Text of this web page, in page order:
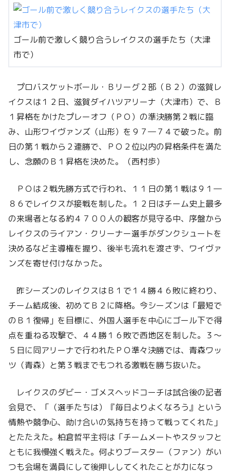
ゴール前で激しく競り合うレイクスの選手たち（大津
市で）
プロバスケットボール・Ｂリーグ２部（Ｂ２）の滋賀レ
イクスは１２日、滋賀ダイハツアリーナ（大津市）で、Ｂ
１昇格をかけたプレーオフ（ＰＯ）の準決勝第２戦に臨
み、山形ワイヴァンズ（山形）を９７―７４で破った。前
日の第１戦から２連勝で、ＰＯ２位以内の昇格条件を満た
し、念願のＢ１昇格を決めた。（西村歩）
ＰＯは２戦先勝方式で行われ、１１日の第１戦は９１―
８６でレイクスが接戦を制した。１２日はチーム史上最多
の来場者となる約４７００人の観客が見守る中、序盤から
レイクスのライアン・クリーナー選手がダンクシュートを
決めるなど主導権を握り、後半も流れを渡さず、ワイヴァ
ンズを寄せ付けなかった。
昨シーズンのレイクスはＢ１で１４勝４６敗に終わり、
チーム結成後、初めてＢ２に降格。今シーズンは「最短で
のＢ１復帰」を目標に、外国人選手を中心にゴール下で得
点を重ねる攻撃で、４４勝１６敗で西地区を制した。３～
５日に同アリーナで行われたＰＯ準々決勝では、青森ワッ
ツ（青森）と第３戦までもつれる激戦を勝ち抜いた。
レイクスのダビー・ゴメスヘッドコーチは試合後の記者
会見で、「（選手たちは）『毎日よりよくなろう』という
情熱や競争心、助け合いの気持ちを持って戦ってくれた」
とたたえた。柏倉哲平主将は「チームメートやスタッフと
ともに我慢強く戦えた。何よりブースター（ファン）がい
つも会場を満員にして後押ししてくれたことが力になっ